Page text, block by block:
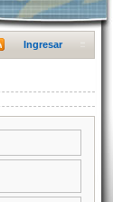
Ingresar